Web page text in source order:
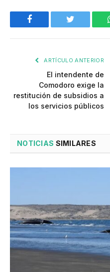
Facebook Twitter
ARTÍCULO ANTERIOR
El intendente de
Comodoro exige la
restitución de subsidios a
los servicios públicos
NOTICIAS SIMILARES